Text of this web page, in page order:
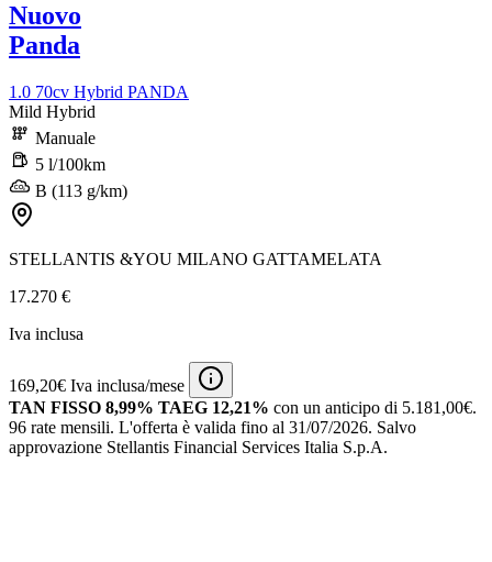
Nuovo
Panda
1.0 70cv Hybrid PANDA
Mild Hybrid
Manuale
5 l/100km
B (113 g/km)
STELLANTIS &YOU MILANO GATTAMELATA
17.270 €
Iva inclusa
169,20€ Iva inclusa/mese
TAN FISSO 8,99% TAEG 12,21% con un anticipo di 5.181,00€.
96 rate mensili. L'offerta è valida fino al 31/07/2026. Salvo
approvazione Stellantis Financial Services Italia S.p.A.